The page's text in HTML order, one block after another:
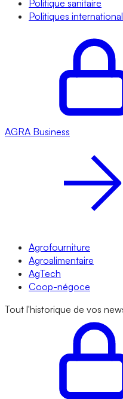
Politique sanitaire
Politiques
AGRA Business
Agrofourniture
Agroalimentaire
AgTech
Coop-négoce
Tout l'historique de vos